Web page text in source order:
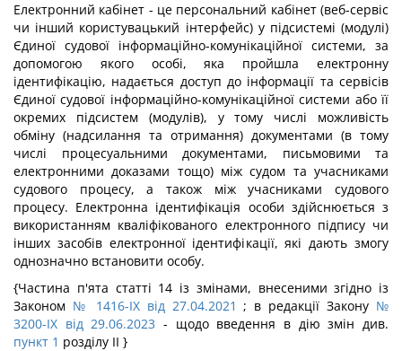
Електронний кабінет - це персональний кабінет (веб-сервіс
чи інший користувацький інтерфейс) у підсистемі (модулі)
Єдиної судової інформаційно-комунікаційної системи, за
допомогою якого особі, яка пройшла електронну
ідентифікацію, надається доступ до інформації та сервісів
Єдиної судової інформаційно-комунікаційної системи або її
окремих підсистем (модулів), у тому числі можливість
обміну (надсилання та отримання) документами (в тому
числі процесуальними документами, письмовими та
електронними доказами тощо) між судом та учасниками
судового процесу, а також між учасниками судового
процесу. Електронна ідентифікація особи здійснюється з
використанням кваліфікованого електронного підпису чи
інших засобів електронної ідентифікації, які дають змогу
однозначно встановити особу.
{Частина п'ята статті 14 із змінами, внесеними згідно із
Законом № 1416-IX від 27.04.2021 ; в редакції Закону №
3200-IX від 29.06.2023 - щодо введення в дію змін див.
пункт 1 розділу ІІ }